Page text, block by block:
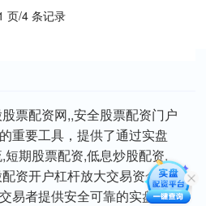
页/4 条记录
票配资网,,安全股票配资门户
重要工具，提供了通过实盘
期股票配资,低息炒股配资,
资开户杠杆放大交易资金的
易者提供安全可靠的实盘配